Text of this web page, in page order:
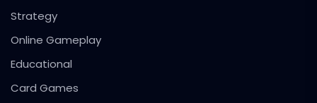
Strategy
Online Gameplay
Educational
Card Games